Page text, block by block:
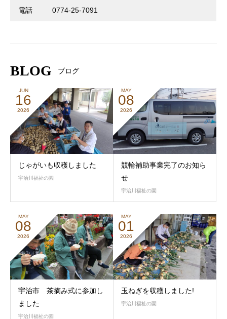
電話 0774-25-7091
BLOG ブログ
JUN
16
2026
じゃがいも収穫しました
宇治川福祉の園
MAY
08
2026
競輪補助事業完了のお知ら
せ
宇治川福祉の園
MAY
08
2026
宇治市 茶摘み式に参加し
ました
宇治川福祉の園
MAY
01
2026
玉ねぎを収穫しました!
宇治川福祉の園